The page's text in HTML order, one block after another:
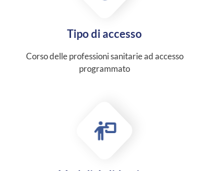
Tipo di accesso
Corso delle professioni sanitarie ad accesso
programmato